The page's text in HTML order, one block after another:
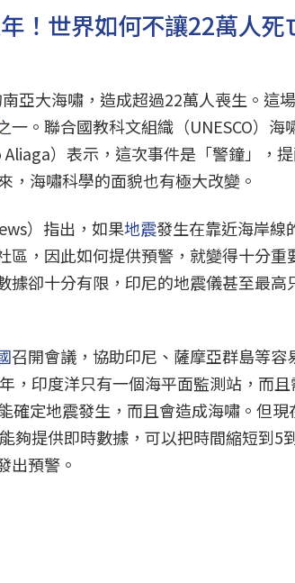
！世界如何不讓22萬人死
亞大海嘯，造成超過22萬人喪生。這
一。聯合國教科文組織（UNESCO）海
）表示，這次事件是「警鐘」，
，海嘯科學的面貌也有極大改變。
）指出，如果地震發生在靠近海岸線
區，因此如何提供預警，就變得十分重
據卻十分有限，印尼的地震儀甚至最高
召開會議，協助印尼、薩摩亞群島等容
，印度洋只有一個海平面監測站，而
確定地震發生，而且會造成海嘯。但現
夠提供即時數據，可以把時間縮短到5
出預警。